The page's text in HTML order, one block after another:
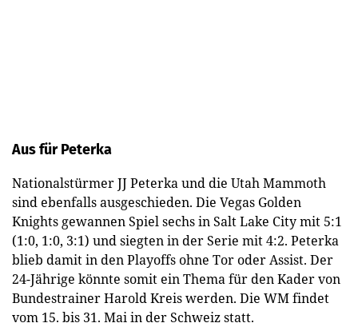
Aus für Peterka
Nationalstürmer JJ Peterka und die Utah Mammoth
sind ebenfalls ausgeschieden. Die Vegas Golden
Knights gewannen Spiel sechs in Salt Lake City mit 5:1
(1:0, 1:0, 3:1) und siegten in der Serie mit 4:2. Peterka
blieb damit in den Playoffs ohne Tor oder Assist. Der
24-Jährige könnte somit ein Thema für den Kader von
Bundestrainer Harold Kreis werden. Die WM findet
vom 15. bis 31. Mai in der Schweiz statt.